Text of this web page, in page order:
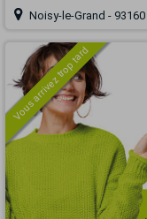
Noisy-le-Grand - 93160
Vous arrivez trop tard